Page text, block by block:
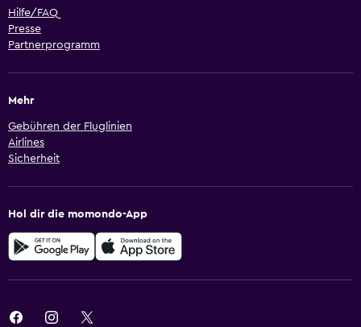
Hilfe/FAQ
Presse
Partnerprogramm
Mehr
Gebühren der Fluglinien
Airlines
Sicherheit
Hol dir die momondo-App